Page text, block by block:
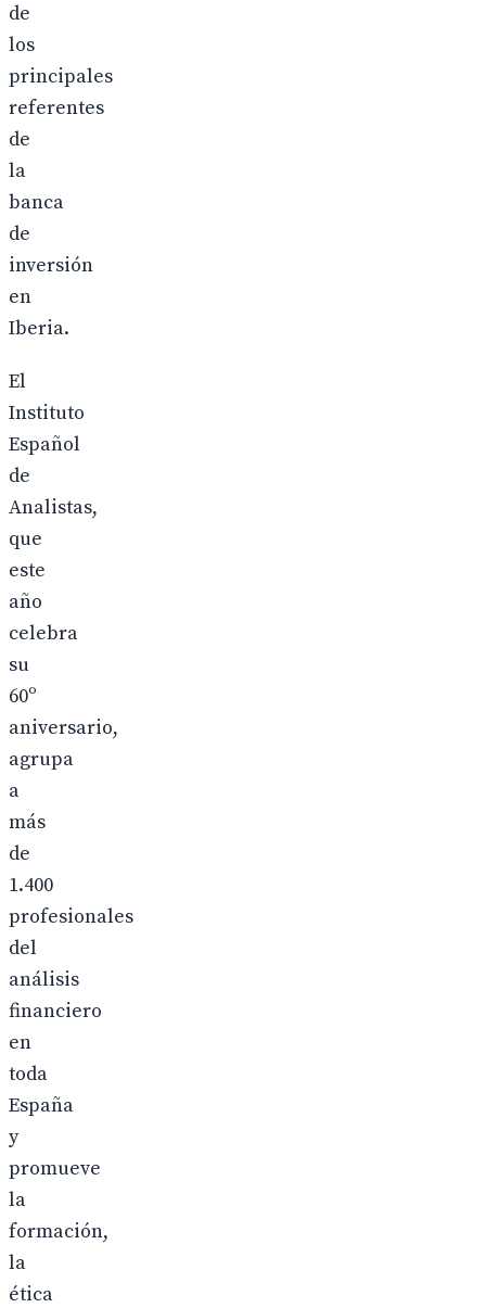
de
los
principales
referentes
de
la
banca
de
inversión
en
Iberia.
El
Instituto
Español
de
Analistas,
que
este
año
celebra
su
60º
aniversario,
agrupa
a
más
de
1.400
profesionales
del
análisis
financiero
en
toda
España
y
promueve
la
formación,
la
ética